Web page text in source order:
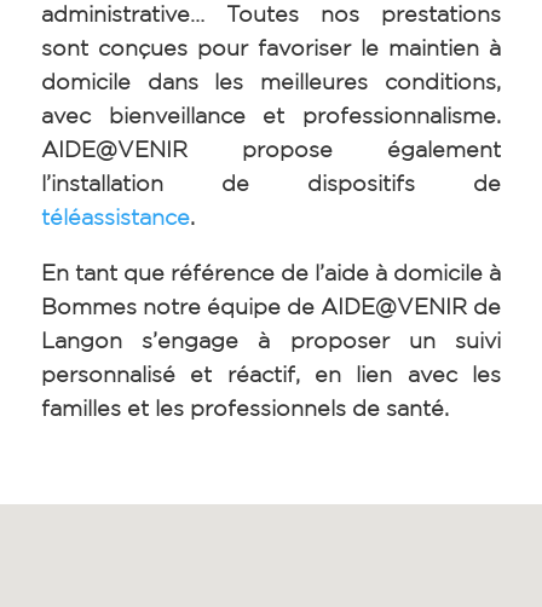
administrative… Toutes nos prestations
sont conçues pour favoriser le maintien à
domicile dans les meilleures conditions,
avec bienveillance et professionnalisme.
AIDE@VENIR propose également
l’installation de dispositifs de
téléassistance.
En tant que référence de l’aide à domicile à
Bommes notre équipe de AIDE@VENIR de
Langon s’engage à proposer un suivi
personnalisé et réactif, en lien avec les
familles et les professionnels de santé.